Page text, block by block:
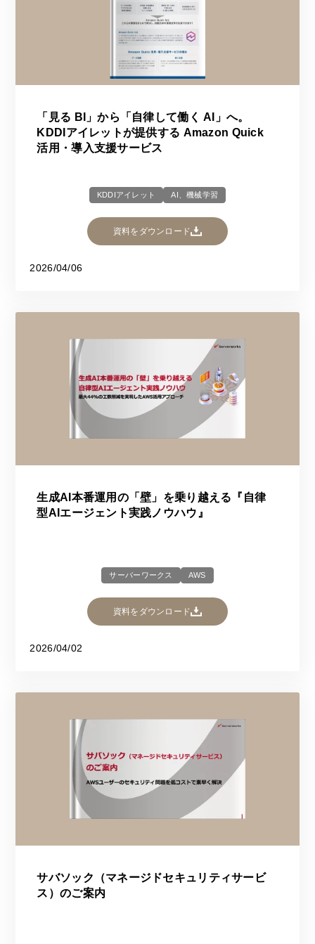
「見る BI」から「自律して働く AI」へ。
KDDIアイレットが提供する Amazon Quick
活用・導入支援サービス
KDDIアイレット AI、機械学習
資料をダウンロード
2026/04/06
生成AI本番運用の「壁」を乗り越える『自律
型AIエージェント実践ノウハウ』
サーバーワークス AWS
資料をダウンロード
2026/04/02
サバソック（マネージドセキュリティサービ
ス）のご案内